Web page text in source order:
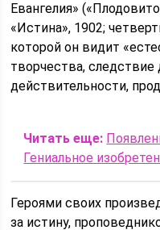
Евангелия»
«Истина», 1902;
которой он видит
творчества, следствие
действительности,
Читать еще:
Гениальное
Героями своих
за истину,